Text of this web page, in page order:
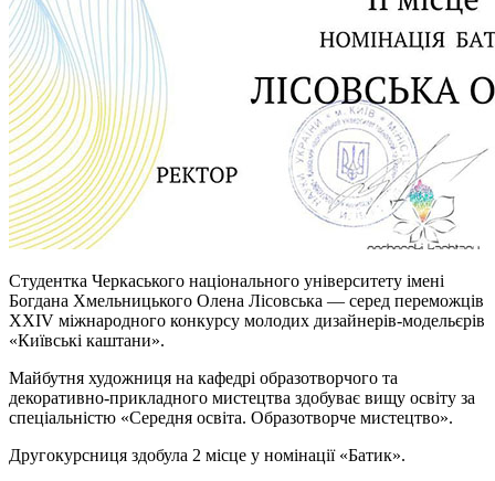
Студентка Черкаського національного університету імені
Богдана Хмельницького Олена Лісовська — серед переможців
XXIV міжнародного конкурсу молодих дизайнерів-модельєрів
«Київські каштани».
Майбутня художниця на кафедрі образотворчого та
декоративно-прикладного мистецтва здобуває вищу освіту за
спеціальністю «Середня освіта. Образотворче мистецтво».
Другокурсниця здобула 2 місце у номінації «Батик».